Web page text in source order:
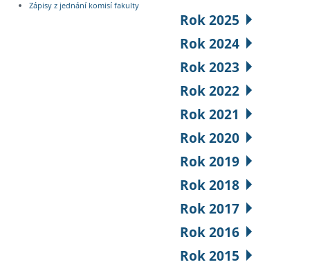
Zápisy z jednání komisí fakulty
Rok 2025
Rok 2024
Rok 2023
Rok 2022
Rok 2021
Rok 2020
Rok 2019
Rok 2018
Rok 2017
Rok 2016
Rok 2015